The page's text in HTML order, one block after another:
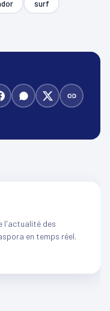
surf
l'actualité des
en temps réel.